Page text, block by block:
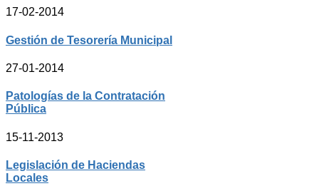
17-02-2014
Gestión de Tesorería Municipal
27-01-2014
Patologías de la Contratación
Pública
15-11-2013
Legislación de Haciendas
Locales